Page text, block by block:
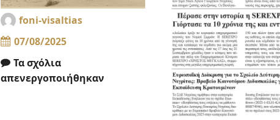
foni-visaltias
07/08/2025
Τα σχόλια
απενεργοποιήθηκαν